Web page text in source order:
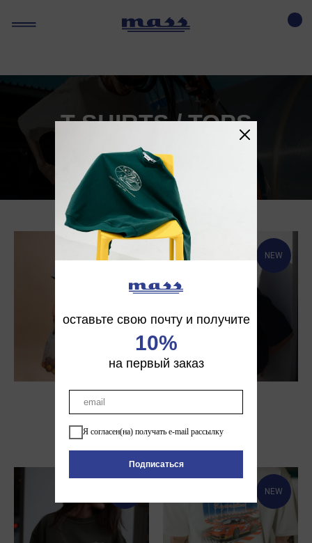
T-SHIRTS / TOPS
T-SHIRT
NEW
NEW
10%
оставьте свою почту и получите
на первый заказ
Я согласен(на) получать e-mail рассылку
Подписаться